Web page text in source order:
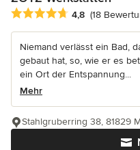
Durchschnittliche
4,8 (18
Niemand verlässt ein Bad,
gebaut hat, so, wie er es
ein Ort der Entspannung...
Mehr
Stahlgruberring 38, 81829